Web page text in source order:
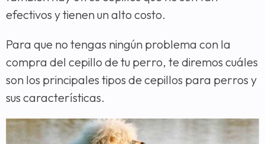
efectivos y tienen un alto costo.
Para que no tengas ningún problema con la
compra del cepillo de tu perro, te diremos cuáles
son los principales tipos de cepillos para perros y
sus características.